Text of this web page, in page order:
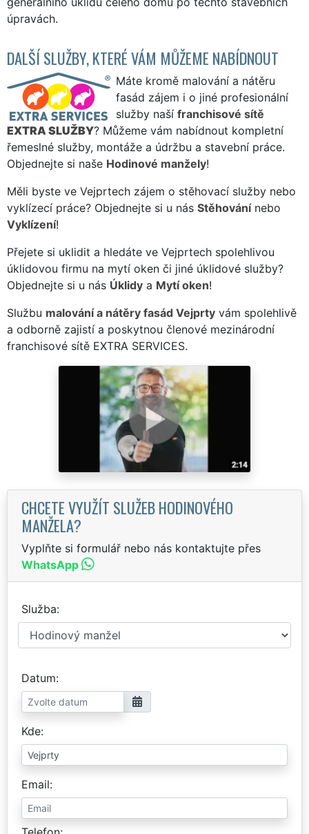
úpravách.
DALŠÍ SLUŽBY, KTERÉ VÁM MŮŽEME NABÍDNOUT
Máte kromě malování a nátěru
fasád zájem i o jiné profesionální
služby naší franchisové sítě
EXTRA SLUŽBY? Můžeme vám nabídnout kompletní
řemeslné služby, montáže a údržbu a stavební práce.
Objednejte si naše Hodinové manžely!
Měli byste ve Vejprtech zájem o stěhovací služby nebo
vyklízecí práce? Objednejte si u nás Stěhovánínebo
Vyklízení!
Přejete si uklidit a hledáte ve Vejprtech spolehlivou
úklidovou firmu na mytí oken či jiné úklidové služby?
Objednejte si u nás Úklidy a Mytí oken!
Službu malování a nátěry fasád Vejprty vám spolehlivě
a odborně zajistí a poskytnou členové mezinárodní
franchisové sítě EXTRA SERVICES.
CHCETE VYUŽÍT SLUŽEB HODINOVÉHO
MANŽELA?
Vyplňte si formulář nebo nás kontaktujte přes
WhatsApp
Služba
Datum
Kde
Email